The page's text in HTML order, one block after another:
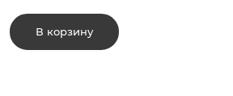
В корзину